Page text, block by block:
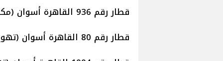
قطار رقم 936 القاهرة أسوان (مكيف) موعد قيامه الساعة 7.35.
قطار رقم 80 القاهرة أسوان (تهوية) موعد قيامه الساعة 9.00 صباحا.